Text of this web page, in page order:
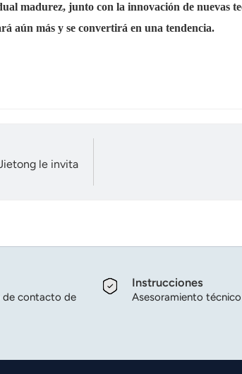
madurez, junto con la innovación de nuevas
aún más y se convertirá en una tendencia.
le invita
de contacto de
Instrucciones
Asesoramiento